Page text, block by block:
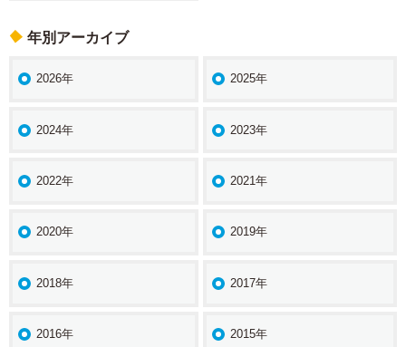
年別アーカイブ
2026年 2025年
2024年 2023年
2022年 2021年
2020年 2019年
2018年 2017年
2016年 2015年